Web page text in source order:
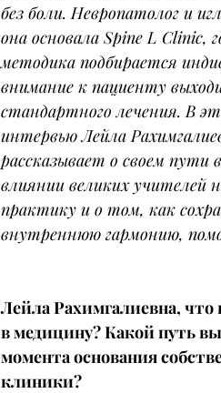
без боли. Невропатолог и
она основала Spine L Clinic,
методика подбирается
внимание к пациенту
стандартного лечения. В
интервью Лейла
рассказывает о своем пути
влиянии великих учителей
практику и о том, как
внутреннюю гармонию,
Лейла Рахимгалиевна, что
в медицину? Какой путь
момента основания
клиники?